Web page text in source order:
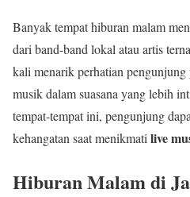
Banyak tempat hiburan malam
dari band-band lokal atau artis
kali menarik perhatian
musik dalam suasana yang lebih
tempat-tempat ini, pengunjung
kehangatan saat menikmati live
Hiburan Malam di